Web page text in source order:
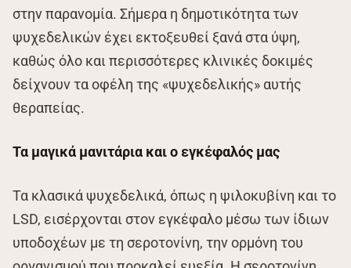
στην παρανομία. Σήμερα η δημοτικότητα των
ψυχεδελικών έχει εκτοξευθεί ξανά στα ύψη,
καθώς όλο και περισσότερες κλινικές δοκιμές
δείχνουν τα οφέλη της «ψυχεδελικής» αυτής
θεραπείας.
Τα μαγικά μανιτάρια και ο εγκέφαλός μας
Τα κλασικά ψυχεδελικά, όπως η ψιλοκυβίνη και το
LSD, εισέρχονται στον εγκέφαλο μέσω των ίδιων
υποδοχέων με τη σεροτονίνη, την ορμόνη του